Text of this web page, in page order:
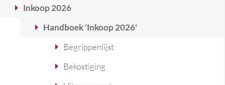
Inkoop 2026
Handboek 'Inkoop 2026'
Begrippenlijst
Bekostiging